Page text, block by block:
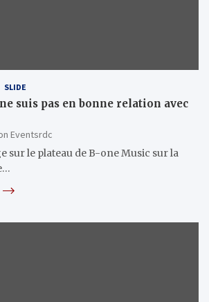
SLIDE
suis pas en bonne relation avec
Eventsrdc
sur le plateau de B-one Music sur la